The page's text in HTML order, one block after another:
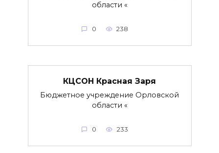
области «
0 238
КЦСОН Красная Заря
Бюджетное учреждение Орловской
области «
0 233